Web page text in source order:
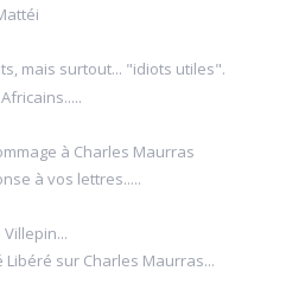
mais surtout... "idiots utiles".
à Charles Maurras
à vos lettres.....
sur Charles Maurras...